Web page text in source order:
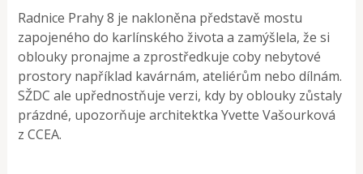
Radnice Prahy 8 je nakloněna představě mostu
zapojeného do karlínského života a zamýšlela, že si
oblouky pronajme a zprostředkuje coby nebytové
prostory například kavárnám, ateliérům nebo dílnám.
SŽDC ale upřednostňuje verzi, kdy by oblouky zůstaly
prázdné, upozorňuje architektka Yvette Vašourková
z CCEA.